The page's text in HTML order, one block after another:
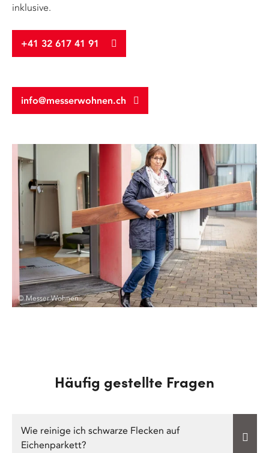
inklusive.
+41 32 617 41 91
info@messerwohnen.ch
© Messer Wohnen
Häufig gestellte Fragen
Wie reinige ich schwarze Flecken auf
Eichenparkett?